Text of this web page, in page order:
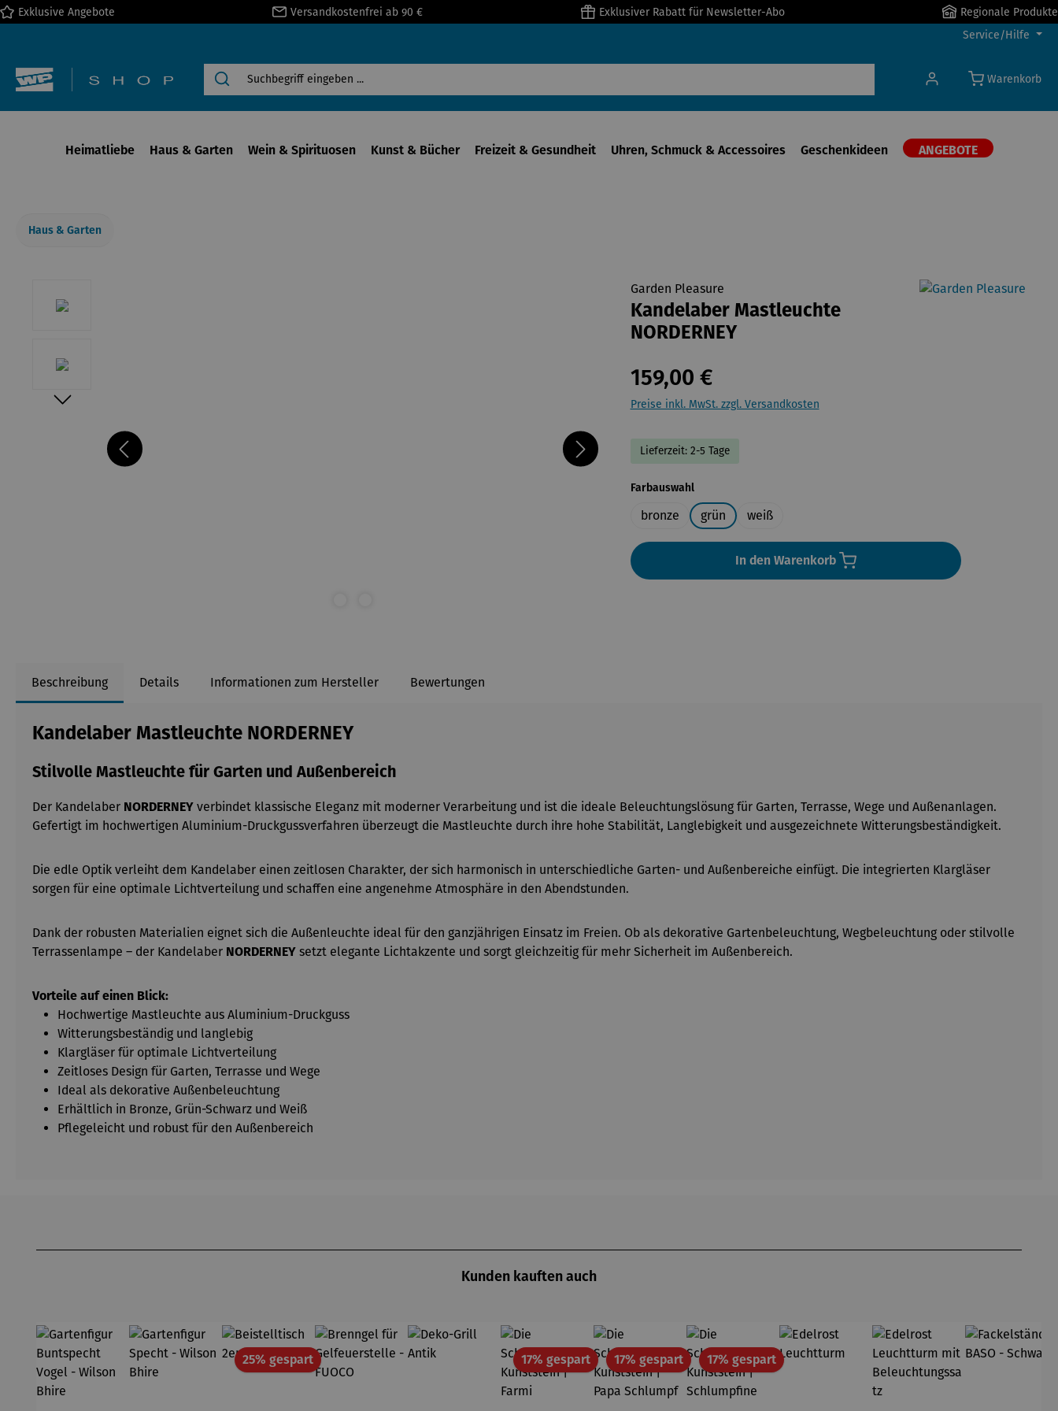
Zur Hauptnavigation springen
Exklusive Angebote Versandkostenfrei ab 90 € Exklusiver Rabatt für Newsletter-Abo
Regionale Produkte
Service/Hilfe
Warenkorb
Heimatliebe Haus & Garten Wein & Spirituosen Kunst & Bücher Freizeit & Gesundheit Uhren, Schmuck & Accessoires Geschenkideen ANGEBOTE
Haus & Garten
Garden Pleasure
Kandelaber Mastleuchte
NORDERNEY
159,00 €
Preise inkl. MwSt. zzgl. Versandkosten
Lieferzeit: 2-5 Tage
Farbauswahlauswählen
bronze grün weiß
In den Warenkorb
Beschreibung Details Informationen zum Hersteller Bewertungen
Kandelaber Mastleuchte NORDERNEY
Stilvolle Mastleuchte für Garten und Außenbereich
Der Kandelaber NORDERNEY verbindet klassische Eleganz mit moderner Verarbeitung und ist die ideale Beleuchtungslösung für Garten, Terrasse, Wege und Außenanlagen.
Gefertigt im hochwertigen Aluminium-Druckgussverfahren überzeugt die Mastleuchte durch ihre hohe Stabilität, Langlebigkeit und ausgezeichnete Witterungsbeständigkeit.
Die edle Optik verleiht dem Kandelaber einen zeitlosen Charakter, der sich harmonisch in unterschiedliche Garten- und Außenbereiche einfügt. Die integrierten Klargläser
sorgen für eine optimale Lichtverteilung und schaffen eine angenehme Atmosphäre in den Abendstunden.
Dank der robusten Materialien eignet sich die Außenleuchte ideal für den ganzjährigen Einsatz im Freien. Ob als dekorative Gartenbeleuchtung, Wegbeleuchtung oder stilvolle
Terrassenlampe – der Kandelaber NORDERNEY setzt elegante Lichtakzente und sorgt gleichzeitig für mehr Sicherheit im Außenbereich.
Vorteile auf einen Blick:
Hochwertige Mastleuchte aus Aluminium-Druckguss
Witterungsbeständig und langlebig
Klargläser für optimale Lichtverteilung
Zeitloses Design für Garten, Terrasse und Wege
Ideal als dekorative Außenbeleuchtung
Erhältlich in Bronze, Grün-Schwarz und Weiß
Pflegeleicht und robust für den Außenbereich
Kunden kauften auch
25% gespartRabatt 17% gespartRabatt17% gespartRabatt17% gespartRabatt